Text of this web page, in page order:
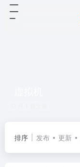
排序 发布 更新